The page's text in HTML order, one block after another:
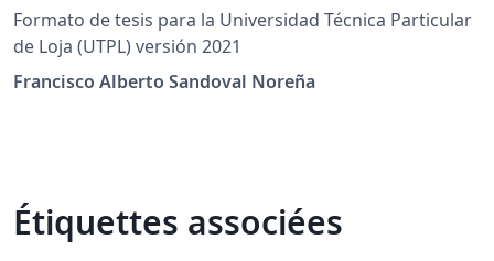
Formato de tesis para la Universidad Técnica Particular
de Loja (UTPL) versión 2021
Francisco Alberto Sandoval Noreña
Étiquettes associées